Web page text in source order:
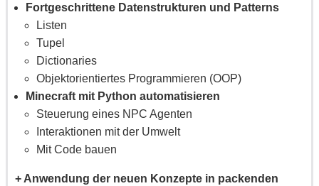
Fortgeschrittene Datenstrukturen und Patterns
Listen
Tupel
Dictionaries
Objektorientiertes Programmieren (OOP)
Minecraft mit Python automatisieren
Steuerung eines NPC Agenten
Interaktionen mit der Umwelt
Mit Code bauen
+ Anwendung der neuen Konzepte in packenden